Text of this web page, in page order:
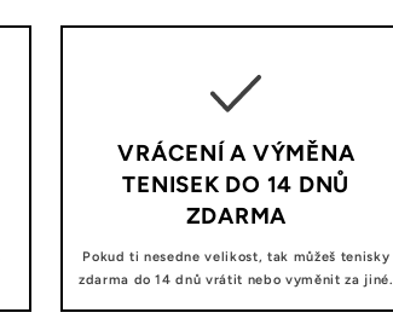
VRÁCENÍ A VÝMĚNA
TENISEK DO 14 DNŮ
ZDARMA
Pokud ti nesedne velikost, tak můžeš tenisky
zdarma do 14 dnů vrátit nebo vyměnit za jiné.